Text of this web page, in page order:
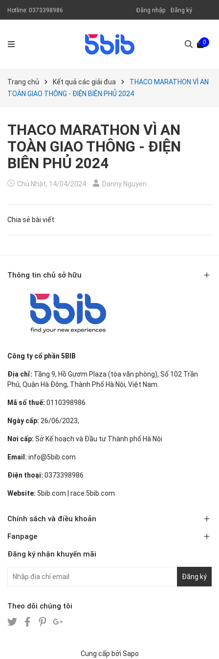
Hotline: 0373398986 Đăng nhập Đăng ký
0
Trang chủ Kết quả các giải đua
THACO MARATHON VÌ AN
TOÀN GIAO THÔNG - ĐIỆN BIÊN PHỦ 2024
THACO MARATHON VÌ AN
TOÀN GIAO THÔNG - ĐIỆN
BIÊN PHỦ 2024
Chủ Nhật, 14/04/2024 Danny Nguyen
Chia sẻ bài viết:
Thông tin chủ sở hữu
Công ty cổ phần 5BIB
Địa chỉ: Tầng 9, Hồ Gươm Plaza (tòa văn phòng), Số 102 Trần
Phú, Quận Hà Đông, Thành Phố Hà Nội, Việt Nam.
Mã số thuế: 0110398986.
Ngày cấp: 26/06/2023,
Nơi cấp: Sở Kế hoạch và Đầu tư Thành phố Hà Nội
Email: info@5bib.com
Điện thoại: 0373398986
Website: 5bib.com | race.5bib.com
Chính sách và điều khoản
Fanpage
Đăng ký nhận khuyến mãi
Đăng ký
Theo dõi chúng tôi
Cung cấp bởi Sapo